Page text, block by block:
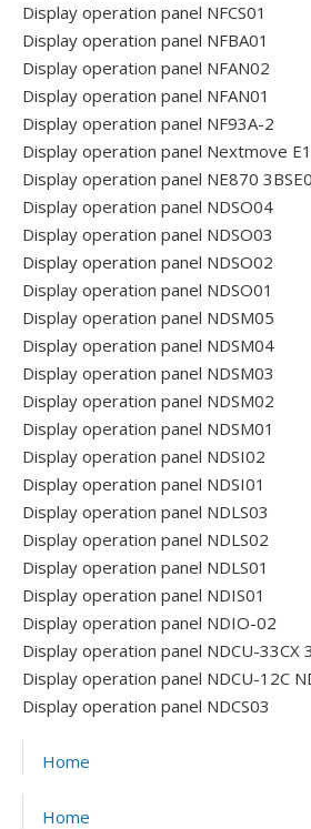
Display operation panel NFCS01
Display operation panel NFBA01
Display operation panel NFAN02
Display operation panel NFAN01
Display operation panel NF93A-2
Display operation panel Nextmove
Display operation panel NE870
Display operation panel NDSO04
Display operation panel NDSO03
Display operation panel NDSO02
Display operation panel NDSO01
Display operation panel NDSM05
Display operation panel NDSM04
Display operation panel NDSM03
Display operation panel NDSM02
Display operation panel NDSM01
Display operation panel NDSI02
Display operation panel NDSI01
Display operation panel NDLS03
Display operation panel NDLS02
Display operation panel NDLS01
Display operation panel NDIS01
Display operation panel NDIO-02
Display operation panel NDCU-33CX
Display operation panel NDCU-12C
Display operation panel NDCS03
Home
Home